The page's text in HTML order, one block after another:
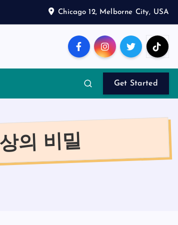
Chicago 12, Melborne City, USA
Get Started
의 비밀